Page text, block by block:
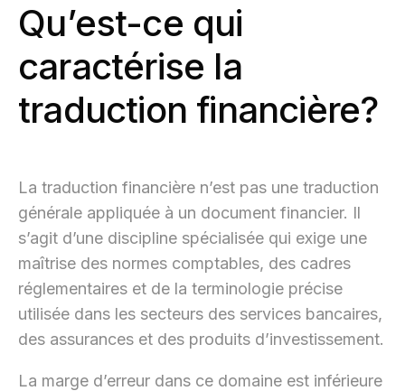
Qu’est-ce qui
caractérise la
traduction financière?
La traduction financière n’est pas une traduction
générale appliquée à un document financier. Il
s’agit d’une discipline spécialisée qui exige une
maîtrise des normes comptables, des cadres
réglementaires et de la terminologie précise
utilisée dans les secteurs des services bancaires,
des assurances et des produits d’investissement.
La marge d’erreur dans ce domaine est inférieure